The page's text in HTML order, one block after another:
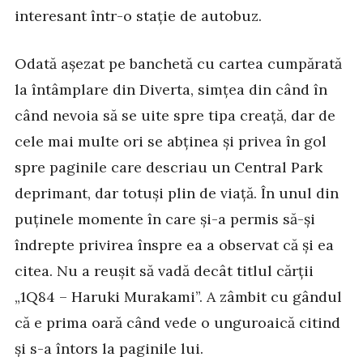
interesant într-o stație de autobuz.
Odată așezat pe banchetă cu cartea cumpărată
la întâmplare din Diverta, simțea din când în
când nevoia să se uite spre tipa creață, dar de
cele mai multe ori se abținea și privea în gol
spre paginile care descriau un Central Park
deprimant, dar totuși plin de viață. În unul din
puținele momente în care și-a permis să-și
îndrepte privirea înspre ea a observat că și ea
citea. Nu a reușit să vadă decât titlul cărții
„1Q84 – Haruki Murakami”. A zâmbit cu gândul
că e prima oară când vede o unguroaică citind
și s-a întors la paginile lui.